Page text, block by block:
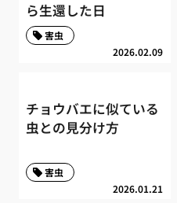
ら生還した日
2026.02.09
害虫
チョウバエに似ている
虫との見分け方
2026.01.21
害虫